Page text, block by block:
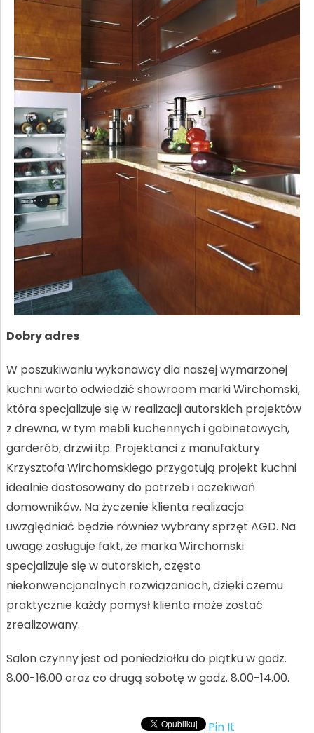
Dobry adres
W poszukiwaniu wykonawcy dla naszej wymarzonej
kuchni warto odwiedzić showroom marki Wirchomski,
która specjalizuje się w realizacji autorskich projektów
z drewna, w tym mebli kuchennych i gabinetowych,
garderób, drzwi itp. Projektanci z manufaktury
Krzysztofa Wirchomskiego przygotują projekt kuchni
idealnie dostosowany do potrzeb i oczekiwań
domowników. Na życzenie klienta realizacja
uwzględniać będzie również wybrany sprzęt AGD. Na
uwagę zasługuje fakt, że marka Wirchomski
specjalizuje się w autorskich, często
niekonwencjonalnych rozwiązaniach, dzięki czemu
praktycznie każdy pomysł klienta może zostać
zrealizowany.
Salon czynny jest od poniedziałku do piątku w godz.
8.00-16.00 oraz co drugą sobotę w godz. 8.00-14.00.
Pin It